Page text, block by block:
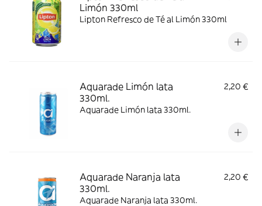
Limón 330ml
Lipton Refresco de Té al Limón 330ml
Aquarade Limón lata
330ml.
2,20 €
Aquarade Limón lata 330ml.
Aquarade Naranja lata
330ml.
2,20 €
Aquarade Naranja lata 330ml.